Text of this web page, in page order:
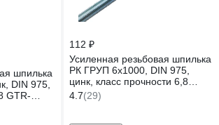
шпилька
DIN 975,
GTR-
112 ₽
Усиленная резьбовая шпилька
РК ГРУП 6x1000, DIN 975,
цинк, класс прочности 6,8
РКГ00000949
4.7(29)